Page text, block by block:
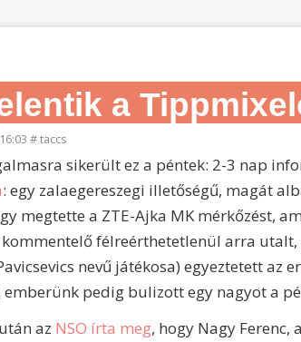
a
#taccs
sikerült ez a péntek: 2-3 nap
: egy zalaegereszegi illetőségű, magát
megtette a ZTE-Ajka MK mérkőzést,
kommentelő félreérthetetlenül arra
nevű játékosa) egyeztetett az
pedig bulizott egy nagyot a
az NSO írta meg, hogy Nagy Ferenc,